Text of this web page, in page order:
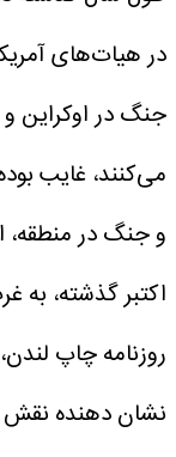
در هیات‌های
جنگ در اوکراین
می‌کنند، غایب
و جنگ در منطقه،
اکتبر گذشته، به
روزنامه چاپ
نشان دهنده نقش